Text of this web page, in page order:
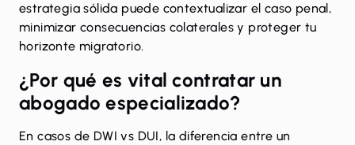
estrategia sólida puede contextualizar el caso penal,
minimizar consecuencias colaterales y proteger tu
horizonte migratorio.
¿Por qué es vital contratar un
abogado especializado?
Encasos de DWI vs DUI, la diferencia entre un